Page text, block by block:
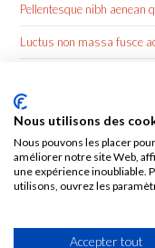
Pellentesque nibh aenean
Luctus non massa fusce
Nous utilisons des
Nous pouvons les placer
améliorer notre site Web,
une expérience inoubliable.
utilisons, ouvrez les
Accepter tout